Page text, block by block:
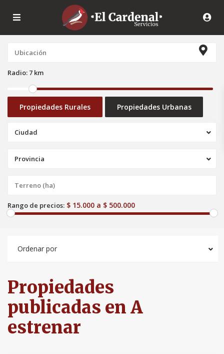
Radio: 7 km
Propiedades Rurales Propiedades Urbanas
Ciudad
Provincia
Rango de precios: $ 15.000 a $ 500.000
Ordenar por
Propiedades
publicadas en A
estrenar